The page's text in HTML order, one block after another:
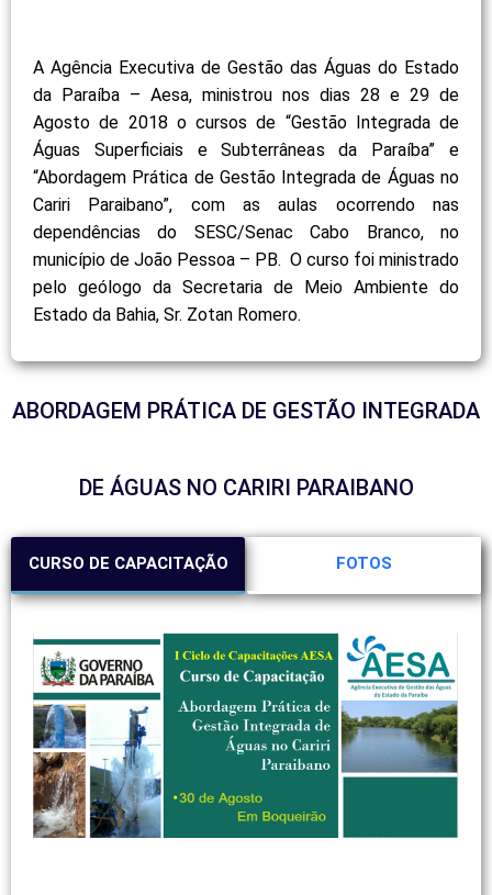
A Agência Executiva de Gestão das Águas do Estado
da Paraíba – Aesa, ministrou nos dias 28 e 29 de
Agosto de 2018 o cursos de “Gestão Integrada de
Águas Superficiais e Subterrâneas da Paraíba” e
“Abordagem Prática de Gestão Integrada de Águas no
Cariri Paraibano”, com as aulas ocorrendo nas
dependências do SESC/Senac Cabo Branco, no
município de João Pessoa – PB. O curso foi ministrado
pelo geólogo da Secretaria de Meio Ambiente do
Estado da Bahia, Sr. Zotan Romero.
ABORDAGEM PRÁTICA DE GESTÃO INTEGRADA
DE ÁGUAS NO CARIRI PARAIBANO
CURSO DE CAPACITAÇÃO FOTOS